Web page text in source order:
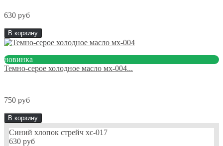
630 руб
В корзину
новинка
Темно-серое холодное масло мх-004...
750 руб
В корзину
Синий хлопок стрейч хс-017
630 руб